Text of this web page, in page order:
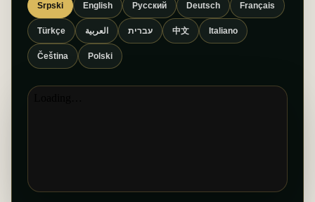
Srpski English Русский Deutsch Français
Türkçe العربية עברית 中文 Italiano
Čeština Polski